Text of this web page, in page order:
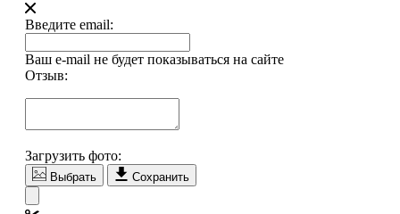
Введите email:
Ваш e-mail не будет показываться на сайте
Отзыв:
Загрузить фото:
Выбрать Сохранить